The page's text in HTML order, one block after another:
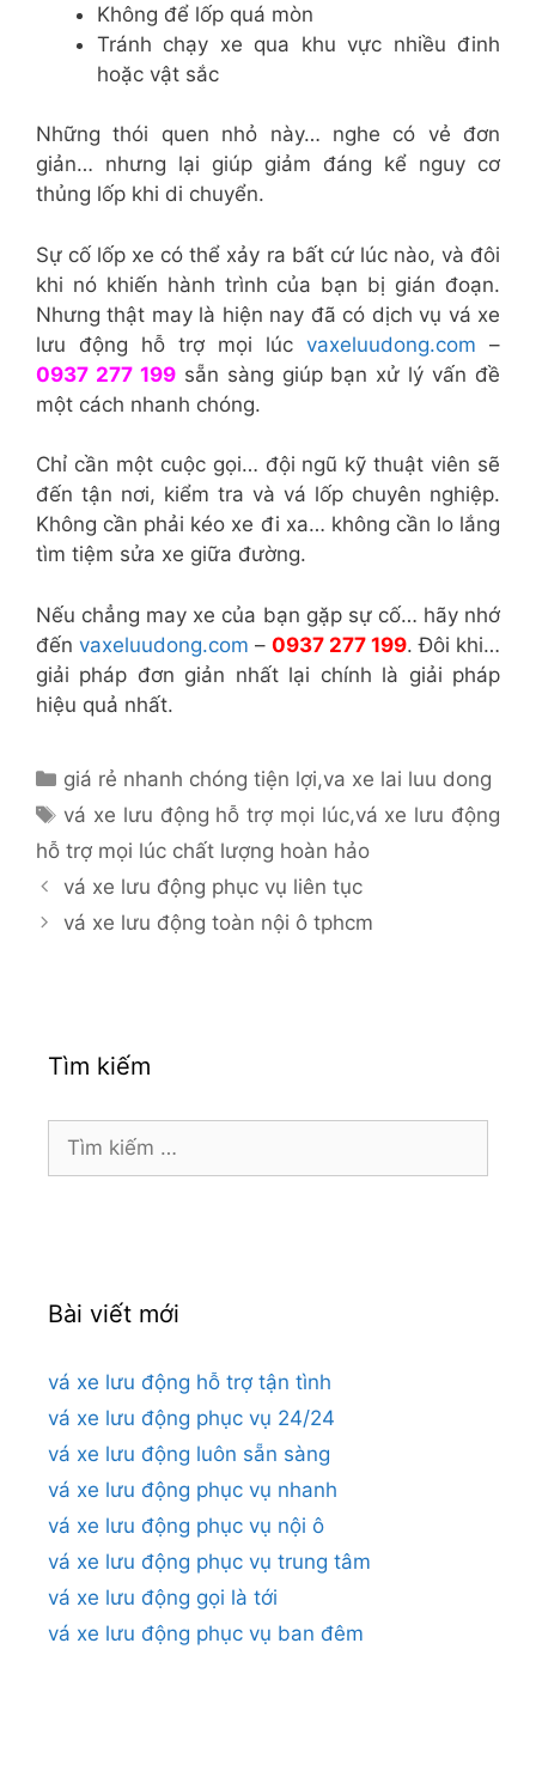
Không để lốp quá mòn
Tránh chạy xe qua khu vực nhiều đinh
hoặc vật sắc
Những thói quen nhỏ này… nghe có vẻ đơn
giản… nhưng lại giúp giảm đáng kể nguy cơ
thủng lốp khi di chuyển.
Sự cố lốp xe có thể xảy ra bất cứ lúc nào, và đôi
khi nó khiến hành trình của bạn bị gián đoạn.
Nhưng thật may là hiện nay đã có dịch vụ vá xe
lưu động hỗ trợ mọi lúc vaxeluudong.com –
0937 277 199sẵn sàng giúp bạn xử lý vấn đề
một cách nhanh chóng.
Chỉ cần một cuộc gọi… đội ngũ kỹ thuật viên sẽ
đến tận nơi, kiểm tra và vá lốp chuyên nghiệp.
Không cần phải kéo xe đi xa… không cần lo lắng
tìm tiệm sửa xe giữa đường.
Nếu chẳng may xe của bạn gặp sự cố… hãy nhớ
đến vaxeluudong.com – 0937 277 199. Đôi khi…
giải pháp đơn giản nhất lại chính là giải pháp
hiệu quả nhất.
Danh
mục
giá rẻ nhanh chóng tiện lợi,va xe lai luu dong
Thẻ
vá xe lưu động hỗ trợ mọi lúc,vá xe lưu động
hỗ trợ mọi lúc chất lượng hoàn hảo
vá xe lưu động phục vụ liên tục
vá xe lưu động toàn nội ô tphcm
Tìm kiếm
Tìm
kiếm
Bài viết mới
vá xe lưu động hỗ trợ tận tình
vá xe lưu động phục vụ 24/24
vá xe lưu động luôn sẵn sàng
vá xe lưu động phục vụ nhanh
vá xe lưu động phục vụ nội ô
vá xe lưu động phục vụ trung tâm
vá xe lưu động gọi là tới
vá xe lưu động phục vụ ban đêm